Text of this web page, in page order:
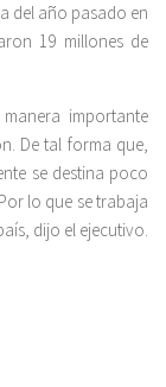
del año pasado en
19 millones de
importante
De tal forma que,
se destina poco
lo que se trabaja
dijo el ejecutivo.